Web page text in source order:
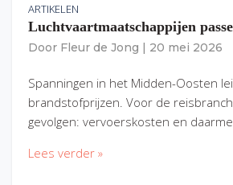
ARTIKELEN
Luchtvaartmaatschappijen
Door Fleur de Jong 20 mei 2026
Spanningen in het Midden-Oosten
brandstofprijzen. Voor de
gevolgen: vervoerskosten en
Lees verder »